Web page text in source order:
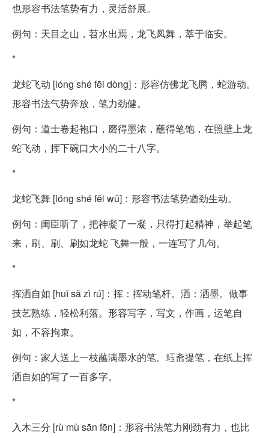
也形容书法笔势有力，灵活舒展。
例句：天目之山，苕水出焉，龙飞凤舞，萃于临安。
*
龙蛇飞动 [lóng shé fēi dòng]：形容仿佛龙飞腾，蛇游动。
形容书法气势奔放，笔力劲健。
例句：道士卷起袍口，磨得墨浓，蘸得笔饱，在照壁上龙
蛇飞动，挥下碗口大小的二十八字。
*
龙蛇飞舞 [lóng shé fēi wǔ]：形容书法笔势遒劲生动。
例句：闺臣听了，把神凝了一凝，只得打起精神，举起笔
来，刷、刷、刷如龙蛇 飞舞一般，一连写了几句。
*
挥洒自如 [huī sǎ zì rú]：挥：挥动笔杆。洒：洒墨。做事
技艺熟练，轻松利落。形容写字，写文，作画，运笔自
如，不容拘束。
例句：家人送上一枝蘸满墨水的笔。珏斋提笔，在纸上挥
洒自如的写了一百多字。
*
入木三分 [rù mù sān fēn]：形容书法笔力刚劲有力，也比